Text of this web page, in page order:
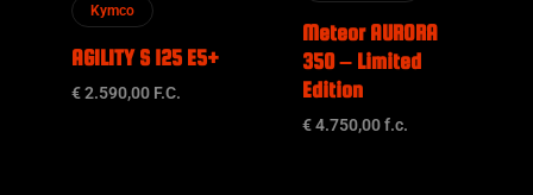
Kymco
AGILITY S 125 E5+
€ 2.590,00 F.C.
Meteor AURORA
350 – Limited
Edition
€ 4.750,00 f.c.